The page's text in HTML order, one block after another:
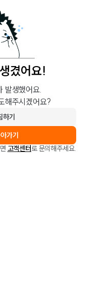
겼어요!
발생했어요.
해주시겠어요?
하기
가기
고객센터로 문의해주세요.